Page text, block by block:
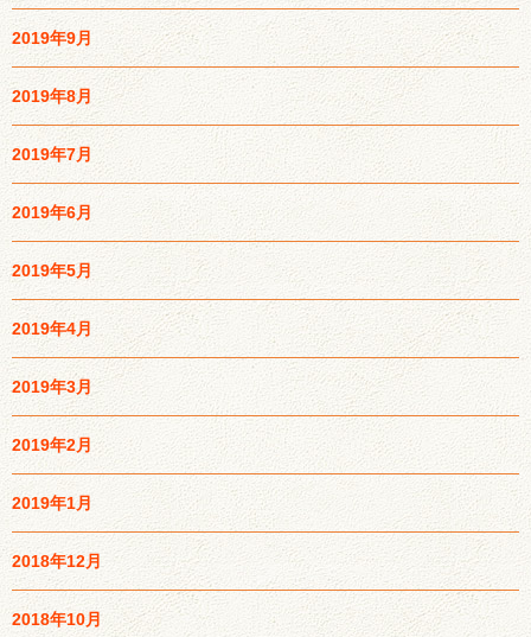
2019年9月
2019年8月
2019年7月
2019年6月
2019年5月
2019年4月
2019年3月
2019年2月
2019年1月
2018年12月
2018年10月